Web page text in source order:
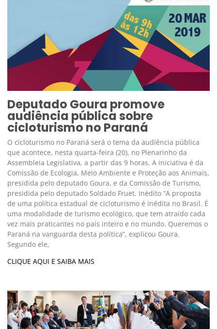
Deputado Goura promove
audiência pública sobre
cicloturismo no Paraná
O cicloturismo no Paraná será o tema da audiência pública
que acontece, nesta quarta-feira (20), no Plenarinho da
Assembleia Legislativa, a partir das 9 horas. A iniciativa é da
Comissão de Ecologia, Meio Ambiente e Proteção aos Animais,
presidida pelo deputado Goura, e da Comissão de Turismo,
presidida pelo deputado Soldado Fruet. Inédito “A proposta
de uma política estadual de cicloturismo é inédita no Brasil. É
uma modalidade de turismo ecológico, que tem atraído cada
vez mais praticantes no país inteiro e no mundo. Queremos o
Paraná na vanguarda desta política”, explicou Goura.
Segundo ele,
CLIQUE AQUI E SAIBA MAIS